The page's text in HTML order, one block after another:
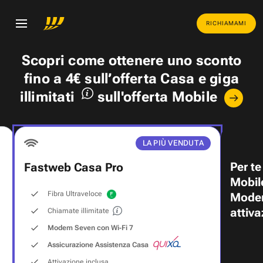
RICHIAMAMI
Scopri come ottenere uno sconto
fino a 4€ sull’offerta Casa egiga
illimitati
sull'offerta Mobile
LA PIÙ VENDUTA
Fastweb Casa Pro
Fibra Ultraveloce
Chiamate illimitate
Modem Seven con Wi‑Fi 7
Assicurazione Assistenza Casa
Per